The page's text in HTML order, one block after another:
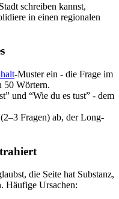
schreiben kannst,
in einen regionalen
-Muster ein - die Frage im
50 Wörtern.
und “Wie du es tust” - dem
Fragen) ab, der Long-
die Seite hat Substanz,
Häufige Ursachen: